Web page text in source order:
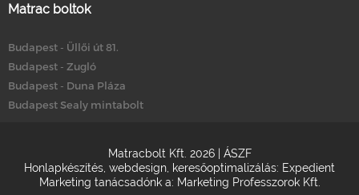
Matrac boltok
Budapest - Üllői út 81.
Budapest - Zugló
Budapest - Duna Pláza
Budapest Sealy mintabolt
Matracbolt Kft. 2026 | ÁSZF
Honlapkészítés webdesign keresőoptimalizálás: Expedient
Marketing tanácsadónk a: Marketing Professzorok Kft.